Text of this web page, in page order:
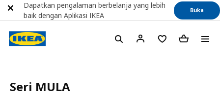
Seri MULA
Dapatkan pengalaman berbelanja yang lebih
baik dengan Aplikasi IKEA
Buka